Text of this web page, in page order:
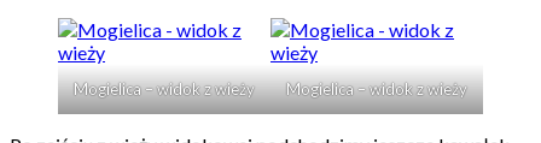
Mogielica – widok z wieży Mogielica – widok z wieży